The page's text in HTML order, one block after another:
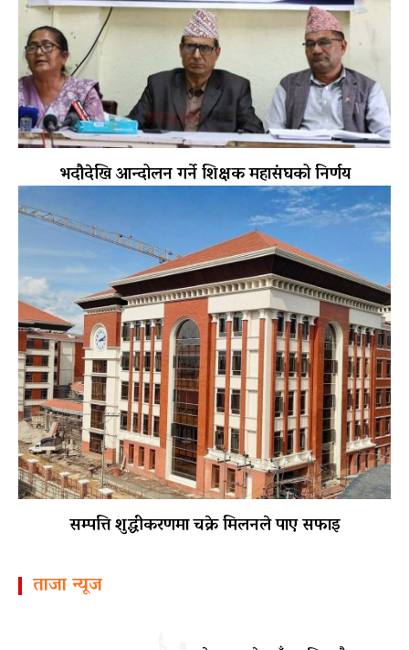
भदौदेखि आन्दोलन गर्ने शिक्षक महासंघको निर्णय
सम्पत्ति शुद्धीकरणमा चक्रे मिलनले पाए सफाइ
ताजा न्यूज